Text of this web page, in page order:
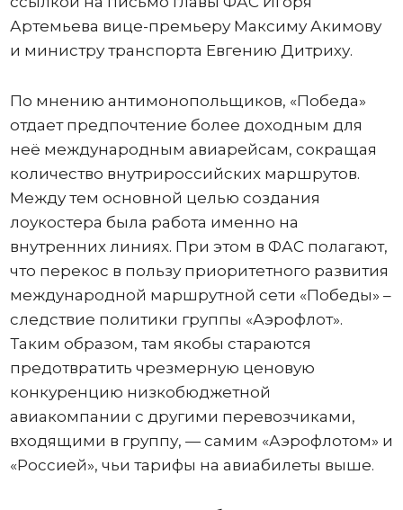
Артемьева вице-премьеру Максиму Акимову
и министру транспорта Евгению Дитриху.
По мнению антимонопольщиков, «Победа»
отдает предпочтение более доходным для
неё международным авиарейсам, сокращая
количество внутрироссийских маршрутов.
Между тем основной целью создания
лоукостера была работа именно на
внутренних линиях. При этом в ФАС полагают,
что перекос в пользу приоритетного развития
международной маршрутной сети «Победы» –
следствие политики группы «Аэрофлот».
Таким образом, там якобы стараются
предотвратить чрезмерную ценовую
конкуренцию низкобюджетной
авиакомпании с другими перевозчиками,
входящими в группу, — самим «Аэрофлотом» и
«Россией», чьи тарифы на авиабилеты выше.